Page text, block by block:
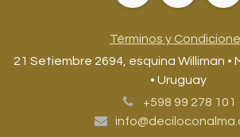
Términos y
21 Setiembre 2694, esquina Williman •
• Uruguay
+598 99 278 101